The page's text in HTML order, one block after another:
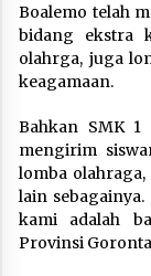
Boalemo telah
bidang ekstra
olahrga, juga
keagamaan.
Bahkan SMK
mengirim
lomba
lain
kami adalah
Provinsi